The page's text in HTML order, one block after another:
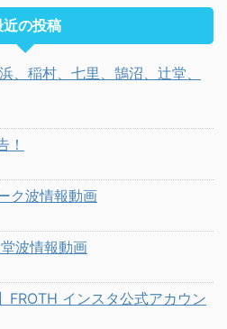
近の投稿
稲村、七里、鵠沼、辻堂、
！
ク波情報動画
波情報動画
FROTH インスタ公式アカウン